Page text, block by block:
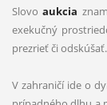
Slovoaukcia
exekučný
prezrieť či odskúšať.
V zahraničí ide o